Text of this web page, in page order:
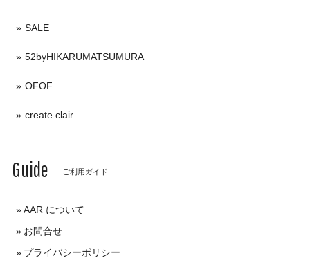
SALE
52byHIKARUMATSUMURA
OFOF
create clair
Guide ご利用ガイド
AAR について
お問合せ
プライバシーポリシー